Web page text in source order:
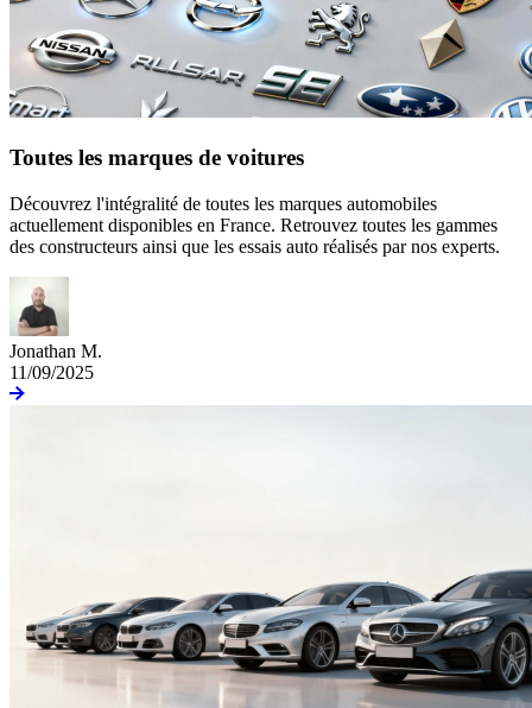
Toutes les marques de voitures
Découvrez l'intégralité de toutes les marques automobiles
actuellement disponibles en France. Retrouvez toutes les gammes
des constructeurs ainsi que les essais auto réalisés par nos experts.
Jonathan M.
11/09/2025